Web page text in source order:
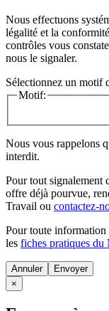
Nous effectuons
légalité et la
contrôles vous
nous le signaler.
Sélectionnez un motif
Motif:
Nous vous rappelons
interdit.
Pour tout signalement
offre déjà pourvue,
Travail ou contactez-
Pour toute information
les fiches pratiques du
Annuler
×